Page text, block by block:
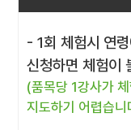
- 1회 체험시 연
신청하면 체험이
(품목당 1강사가
지도하기 어렵습니